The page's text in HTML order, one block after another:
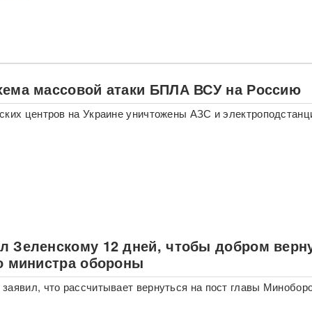
массовой атаки БПЛА ВСУ на Россию
центров на Украине уничтожены АЗС и
Зеленскому 12 дней, чтобы добром
министра обороны
что рассчитывает вернуться на пост главы